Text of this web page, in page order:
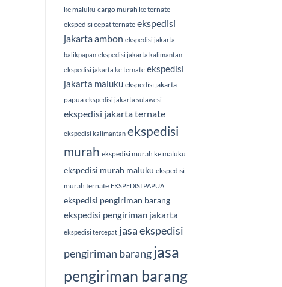
ke maluku cargo murah ke ternate
ekspedisi cepat ternate ekspedisi
jakarta ambon ekspedisi jakarta
balikpapan ekspedisi jakarta kalimantan
ekspedisi jakarta ke ternate ekspedisi
jakarta maluku ekspedisi jakarta
papua ekspedisi jakarta sulawesi
ekspedisi jakarta ternate
ekspedisi kalimantan ekspedisi
murah ekspedisi murah ke maluku
ekspedisi murah maluku ekspedisi
murah ternate EKSPEDISI PAPUA
ekspedisi pengiriman barang
ekspedisi pengiriman jakarta
ekspedisi tercepat jasa ekspedisi
pengiriman barang jasa
pengiriman barang